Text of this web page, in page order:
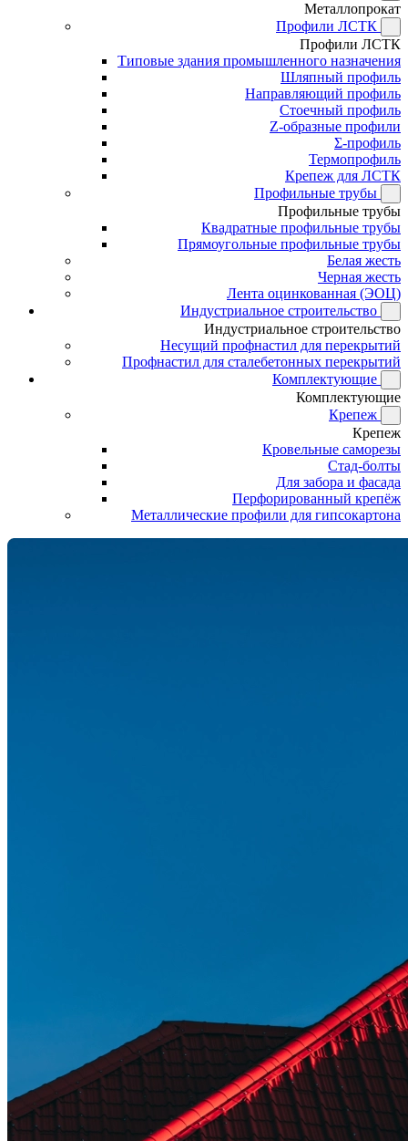
Металлопрокат
Профили ЛСТК
Профили ЛСТК
Типовые здания промышленного назначения
Шляпный профиль
Направляющий профиль
Стоечный профиль
Z-образные профили
Σ-профиль
Термопрофиль
Крепеж для ЛСТК
Профильные трубы
Профильные трубы
Квадратные профильные трубы
Прямоугольные профильные трубы
Белая жесть
Черная жесть
Лента оцинкованная (ЭОЦ)
Индустриальное строительство
Индустриальное строительство
Несущий профнастил для перекрытий
Профнастил для сталебетонных перекрытий
Комплектующие
Комплектующие
Крепеж
Крепеж
Кровельные саморезы
Стад-болты
Для забора и фасада
Перфорированный крепёж
Металлические профили для гипсокартона